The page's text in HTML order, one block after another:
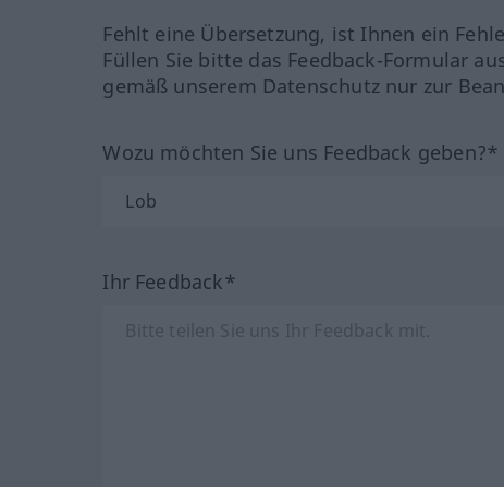
Fehlt eine Übersetzung, ist Ihnen ein
Füllen Sie bitte das Feedback-Formular
gemäß unserem Datenschutz nur zur
Wozu möchten Sie uns Feedback geben?*
Ihr Feedback*